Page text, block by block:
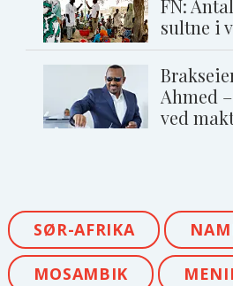
FN:
sultne i
Ahmed
ved
SØR-AFRIKA
MOSAMBIK